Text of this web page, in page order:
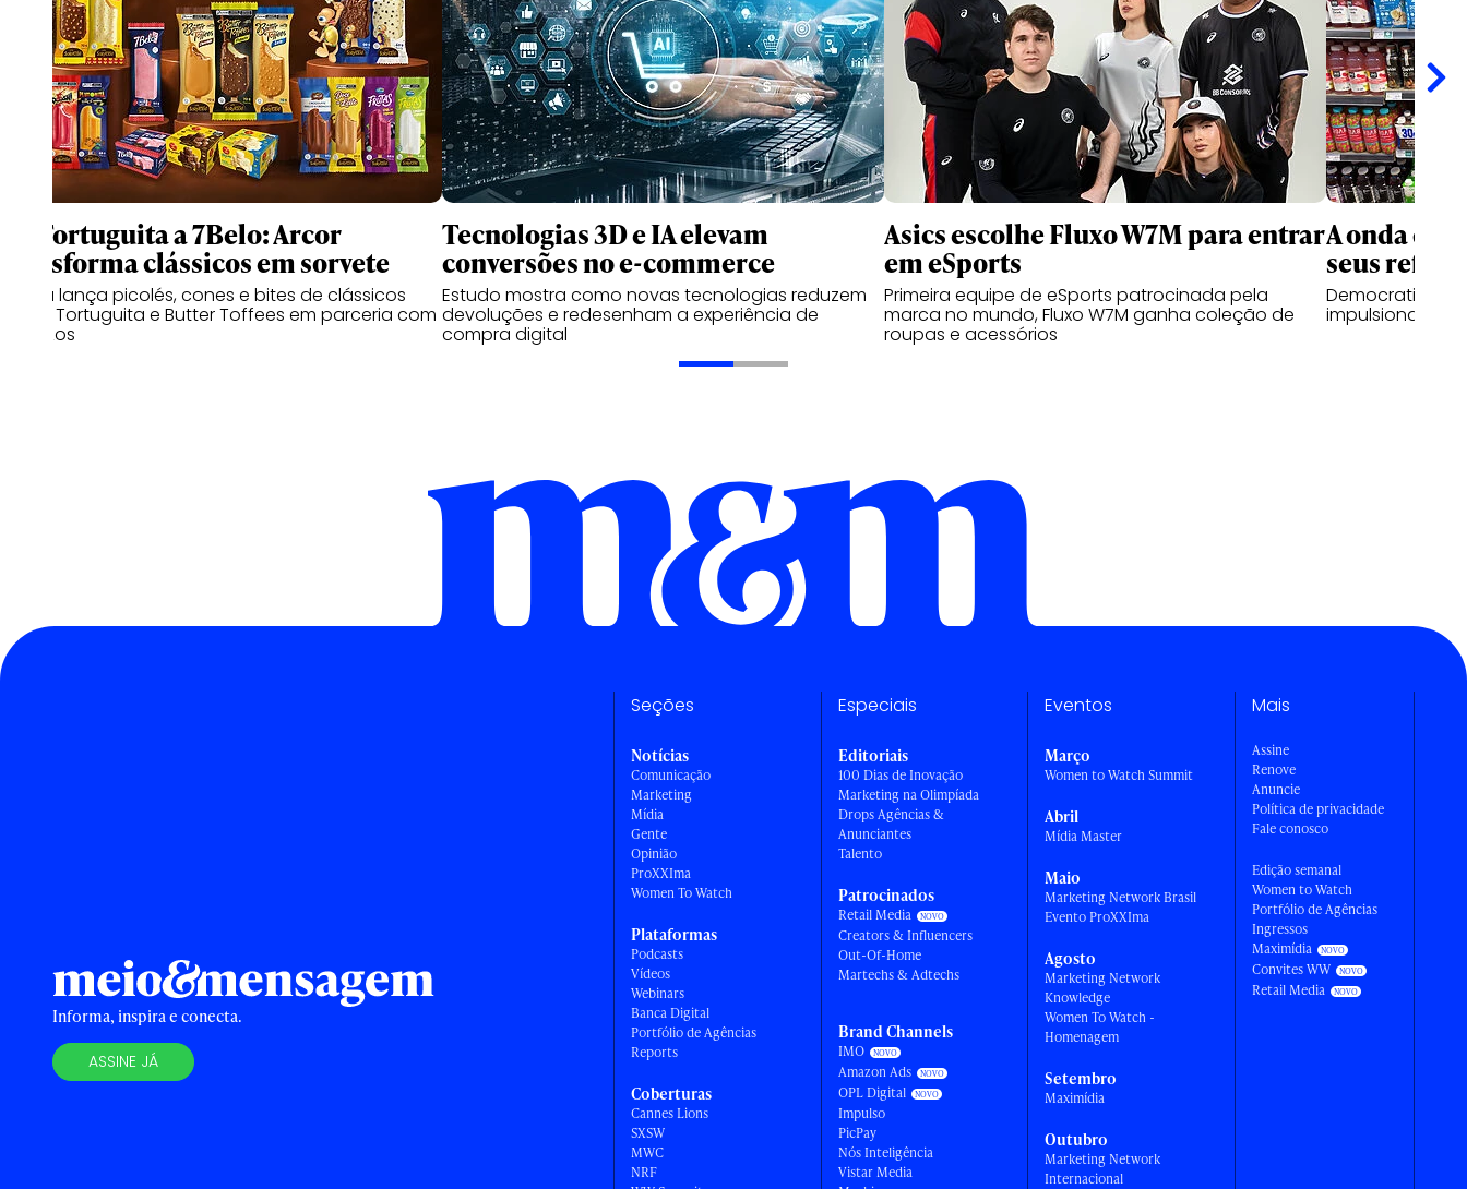
De Tortuguita a 7Belo: Arcor
transforma clássicos em sorvete
Marca lança picolés, cones e bites de clássicos
como Tortuguita e Butter Toffees em parceria com
a Los Los
Tecnologias 3D e IA elevam
conversões no e-commerce
Estudo mostra como novas tecnologias reduzem
devoluções e redesenham a experiência de
compra digital
Asics escolhe Fluxo W7M para entrar
em eSports
Primeira equipe de eSports patrocinada pela
marca no mundo, Fluxo W7M ganha coleção de
roupas e acessórios
A onda
seus
impulsionam
Informa, inspira e conecta.
ASSINE JÁ
Seções
Notícias
Comunicação
Marketing
Mídia
Gente
Opinião
ProXXIma
Women To Watch
Plataformas
Podcasts
Vídeos
Webinars
Banca Digital
Portfólio de Agências
Reports
Coberturas
Cannes Lions
SXSW
MWC
NRF
Especiais
Editoriais
100 Dias de Inovação
Marketing na Olimpíada
Drops Agências &
Anunciantes
Talento
Patrocinados
Retail Media
Creators & Influencers
Out-Of-Home
Martechs & Adtechs
Brand Channels
IMO
Amazon Ads
OPL Digital
Impulso
PicPay
Nós Inteligência
Vistar Media
Eventos
Março
Women to Watch Summit
Abril
Mídia Master
Maio
Marketing Network Brasil
Evento ProXXIma
Agosto
Marketing Network
Knowledge
Women To Watch -
Homenagem
Setembro
Maximídia
Outubro
Marketing Network
Internacional
Mais
Assine
Renove
Anuncie
Política de privacidade
Fale conosco
Edição semanal
Women to Watch
Portfólio de Agências
Ingressos
Maximídia
Convites WW
Retail Media